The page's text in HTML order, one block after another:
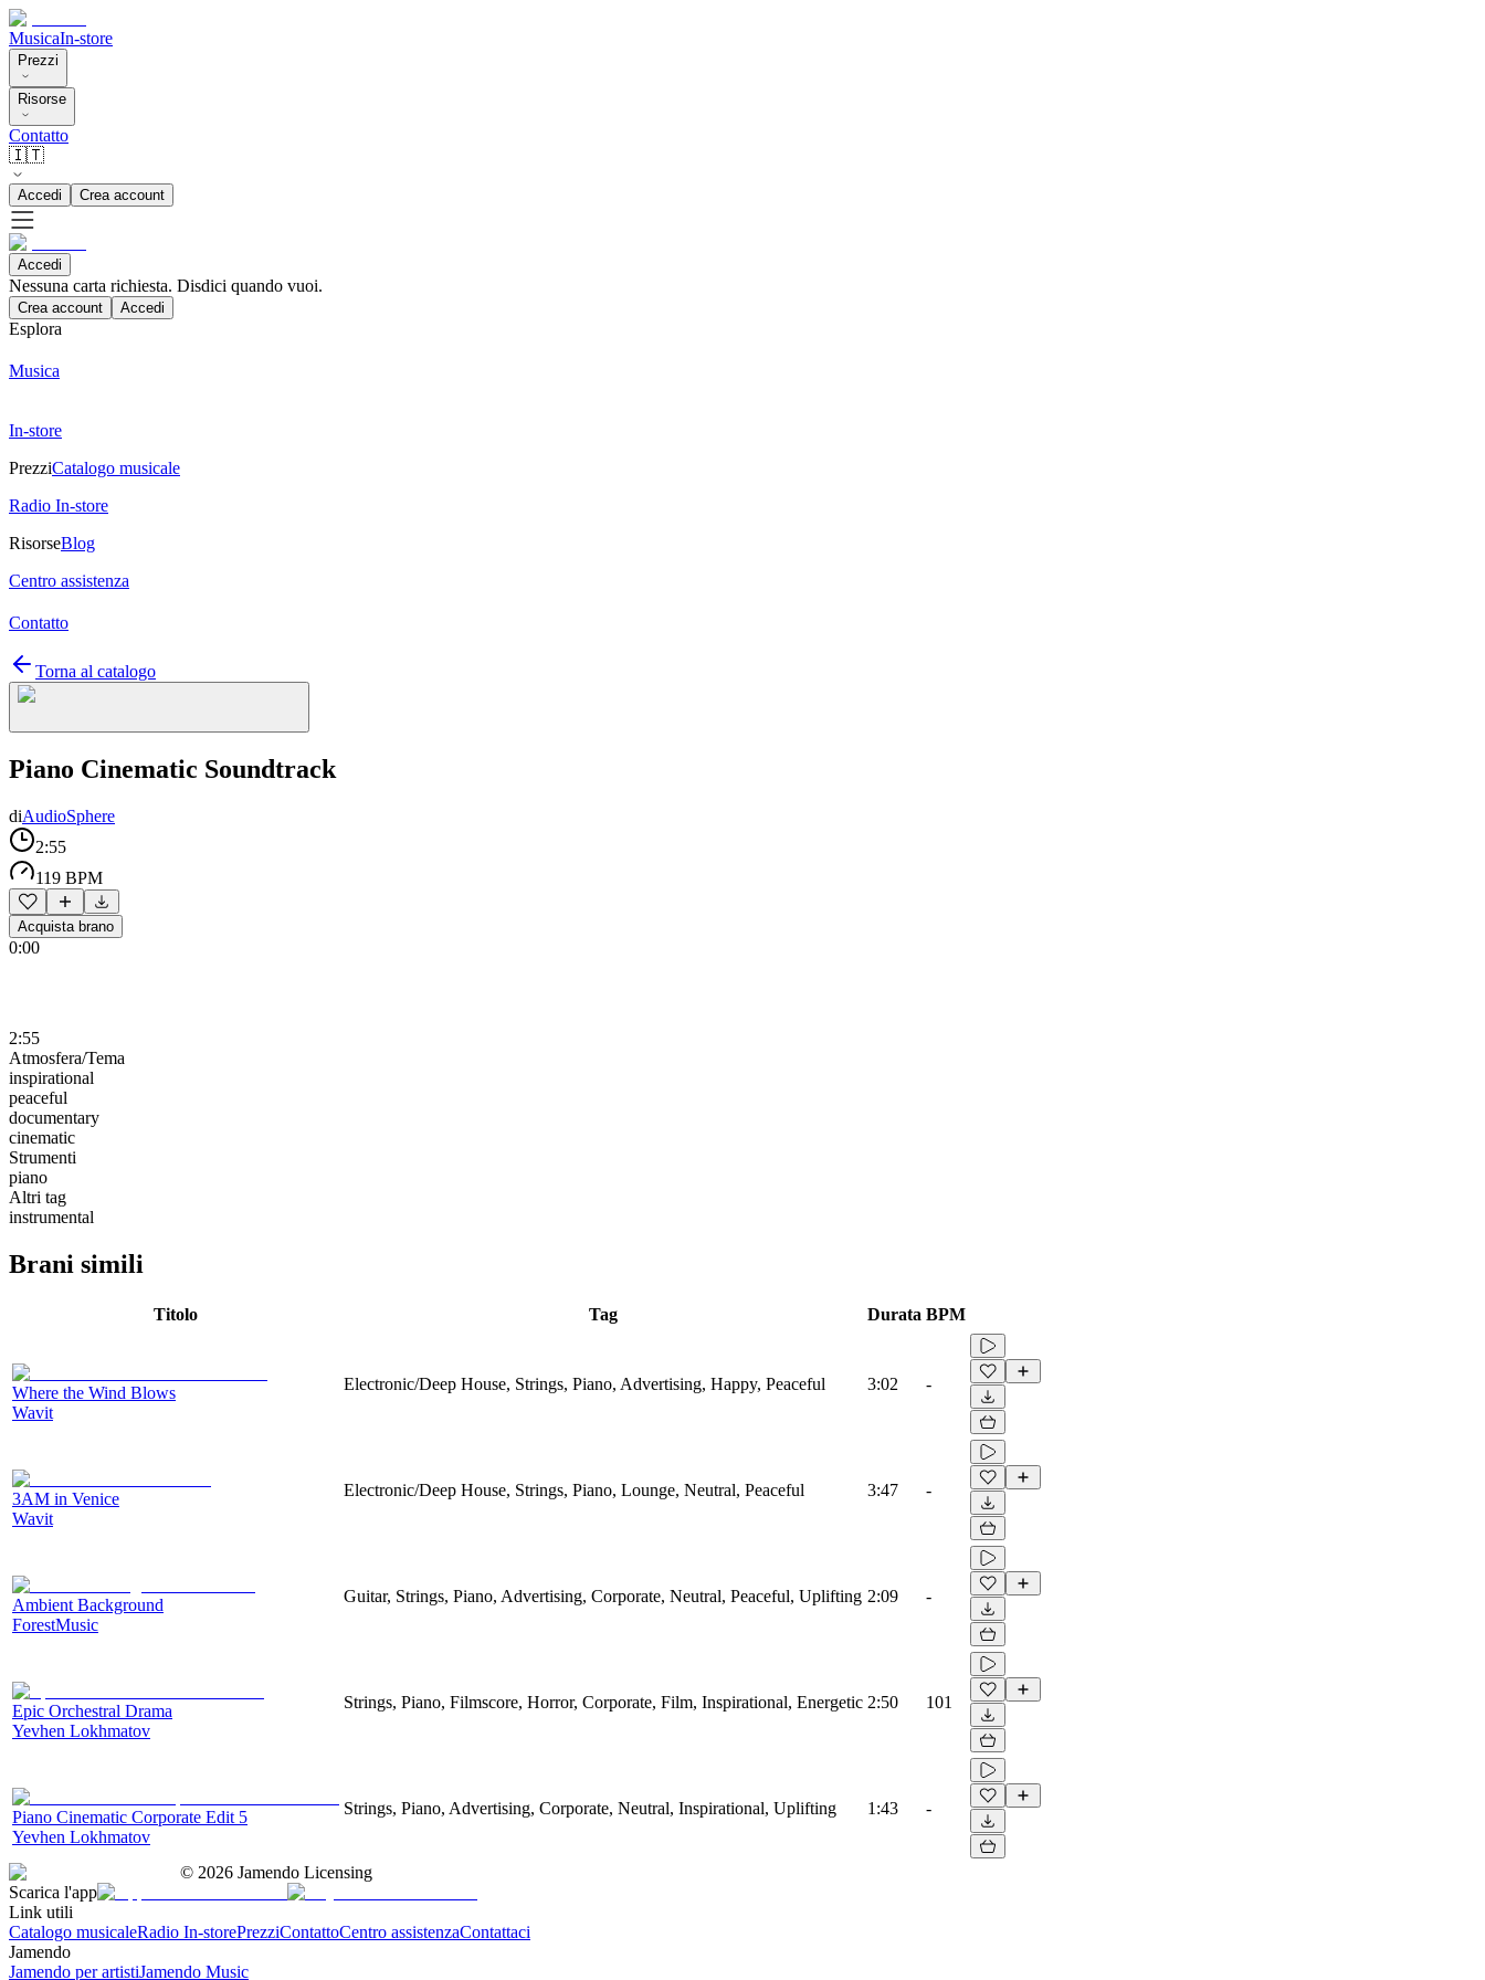
MusicaIn-store
Prezzi
Risorse
Contatto
🇮🇹
Accedi Crea account
Accedi
Nessuna carta richiesta. Disdici quando vuoi.
Crea account Accedi
Esplora
Musica
In-store
PrezziCatalogo musicale
Radio In-store
RisorseBlog
Centro assistenza
Contatto
Torna al catalogo
Piano Cinematic Soundtrack
diAudioSphere
2:55
119 BPM
Acquista brano
0:00
2:55
Atmosfera/Tema
inspirational
peaceful
documentary
cinematic
Strumenti
piano
Altri tag
instrumental
Brani simili
Titolo Tag Durata BPM
Where the Wind Blows
Wavit
Electronic/Deep House, Strings, Piano, Advertising, Happy, Peaceful 3:02 -
3AM in Venice
Wavit
Electronic/Deep House, Strings, Piano, Lounge, Neutral, Peaceful 3:47 -
Ambient Background
ForestMusic
Guitar, Strings, Piano, Advertising, Corporate, Neutral, Peaceful, Uplifting 2:09 -
Epic Orchestral Drama
Yevhen Lokhmatov
Strings, Piano, Filmscore, Horror, Corporate, Film, Inspirational, Energetic 2:50 101
Piano Cinematic Corporate Edit 5
Yevhen Lokhmatov
Strings, Piano, Advertising, Corporate, Neutral, Inspirational, Uplifting 1:43 -
© 2026 Jamendo Licensing
Scarica l'app
Link utili
Catalogo musicaleRadio In-storePrezziContattoCentro assistenzaContattaci
Jamendo
Jamendo per artistiJamendo Music